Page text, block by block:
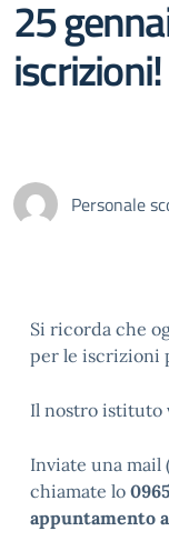
25
iscrizioni!
Personale
Si ricorda che
per le iscrizioni
Il nostro istituto
Inviate una
chiamate lo
appuntamento